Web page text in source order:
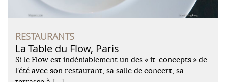
RESTAURANTS
La Table du Flow, Paris
Si le Flow est indéniablement un des « it-concepts » de
l’été avec son restaurant, sa salle de concert, sa